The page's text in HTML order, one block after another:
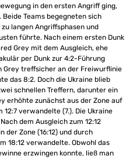
in den ersten Angriff ging,
Teams begegneten sich
langen Angriffsphasen und
führte. Nach einem ersten Dunk
Grey mit dem Ausgleich, ehe
per Dunk zur 4:2-Führung
Grey treffsicher an der Freiwurflinie
das 8:2. Doch die Ukraine blieb
schnellen Treffern, darunter ein
erhöhte zunächst aus der Zone auf
12:7 verwandelte (7.). Die Ukraine
dem Ausgleich zum 12:12
der Zone (16:12) und durch
18:12 verwandelte. Obwohl das
erzwingen konnte, ließ man